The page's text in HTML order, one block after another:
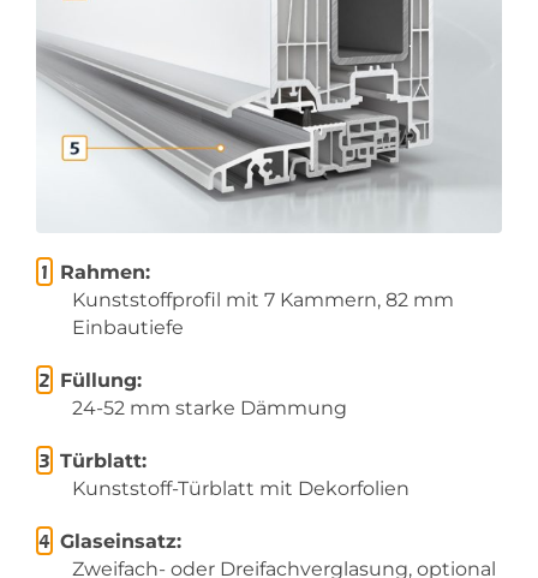
Rahmen:
Kunststoffprofil mit 7 Kammern, 82 mm
Einbautiefe
Füllung:
24-52 mm starke Dämmung
Türblatt:
Kunststoff-Türblatt mit Dekorfolien
Glaseinsatz:
Zweifach- oder Dreifachverglasung, optional